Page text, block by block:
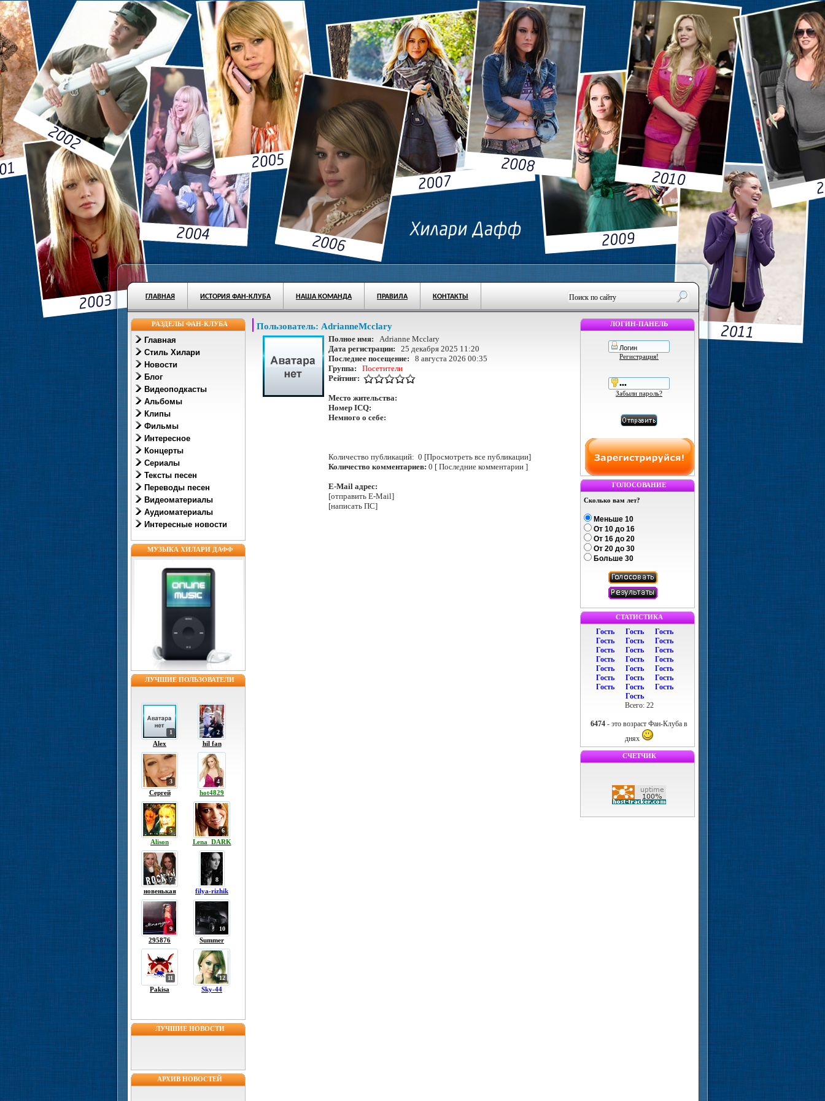
ГЛАВНАЯ ИСТОРИЯ ФАН-КЛУБА НАША КОМАНДА ПРАВИЛА КОНТАКТЫ
РАЗДЕЛЫ ФАН-КЛУБА
Главная
Стиль Хилари
Новости
Блог
Видеоподкасты
Альбомы
Клипы
Фильмы
Интересное
Концерты
Сериалы
Тексты песен
Переводы песен
Видеоматериалы
Аудиоматериалы
Интересные новости
МУЗЫКА ХИЛАРИ ДАФФ
ЛУЧШИЕ ПОЛЬЗОВАТЕЛИ
1
Alex
2
hil fan
3
Сергей
4
hot4829
5
Alison
6
Lena_DARK
7
новенькая
8
filya-rizhik
9
295876
10
Summer
11
Pakisa
12
Sky-44
ЛУЧШИЕ НОВОСТИ
АРХИВ НОВОСТЕЙ
Пользователь: AdrianneMcclary
Полное имя: Adrianne Mcclary
Дата регистрации: 25 декабря 2025 11:20
Последнее посещение: 8 августа 2026 00:35
Группа:
Посетители
Рейтинг:
Место жительства:
Номер ICQ:
Немного о себе:
Количество публикаций: 0 [Просмотреть все публикации]
Количество комментариев: 0 [ Последние комментарии ]
E-Mail адрес:
[отправить E-Mail]
[написать ПС]
ЛОГИН-ПАНЕЛЬ
Регистрация!
Забыли пароль?
ГОЛОСОВАНИЕ
Сколько вам лет?
Меньше 10
От 10 до 16
От 16 до 20
От 20 до 30
Больше 30
СТАТИСТИКА
Гость Гость
Гость
Гость
Гость
Гость
Гость
Гость
Гость
Гость
Гость
Гость
Гость
Гость
Гость
Гость
Гость
Гость
Гость
Гость
Гость
Гость
Всего: 22
6474 - это возраст Фан-Клуба в
днях
СЧЕТЧИК